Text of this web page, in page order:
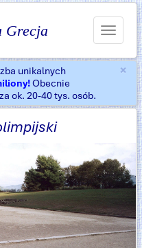
Grecja
Toggle
×
unikalnych
Obecnie
ok. 20-40 tys. osób.